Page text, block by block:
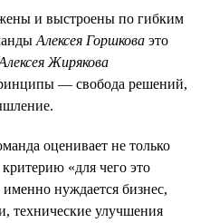
и выстроены по гибким
Алексея Горшкова это
Жирякова
— свобода решений,
оценивает не только
«для чего это
нуждается бизнес,
технические улучшения